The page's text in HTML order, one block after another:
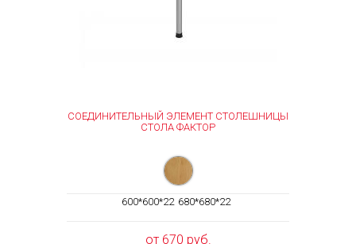
СОЕДИНИТЕЛЬНЫЙ ЭЛЕМЕНТ СТОЛЕШНИЦЫ
СТОЛА ФАКТОР
600*600*22 680*680*22
от 670 руб.